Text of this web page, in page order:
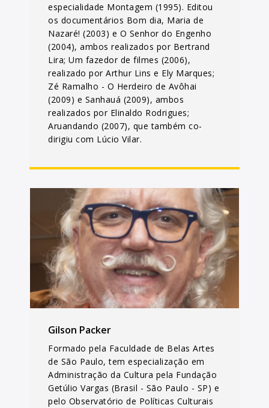
especialidade Montagem (1995). Editou
os documentários Bom dia, Maria de
Nazaré! (2003) e O Senhor do Engenho
(2004), ambos realizados por Bertrand
Lira; Um fazedor de filmes (2006),
realizado por Arthur Lins e Ely Marques;
Zé Ramalho - O Herdeiro de Avôhai
(2009) e Sanhauá (2009), ambos
realizados por Elinaldo Rodrigues;
Aruandando (2007), que também co-
dirigiu com Lúcio Vilar.
Gilson Packer
Formado pela Faculdade de Belas Artes
de São Paulo, tem especialização em
Administração da Cultura pela Fundação
Getúlio Vargas (Brasil - São Paulo - SP) e
pelo Observatório de Políticas Culturais